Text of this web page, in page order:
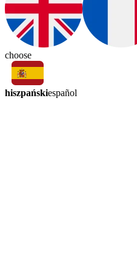
choose
hiszpańskiespañol